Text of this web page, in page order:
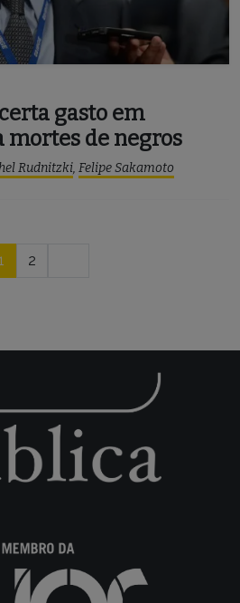
gasto em
mortes de negros
Rudnitzki, Felipe Sakamoto
2